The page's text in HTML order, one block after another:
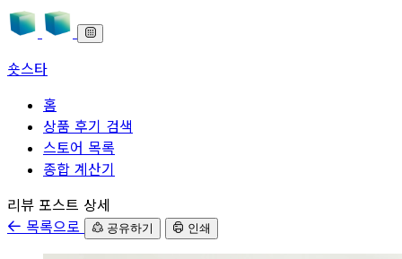
숏스타
홈
상품 후기 검색
스토어 목록
종합 계산기
본문으로 바로가기
리뷰 포스트 상세
목록으로
공유하기 인쇄